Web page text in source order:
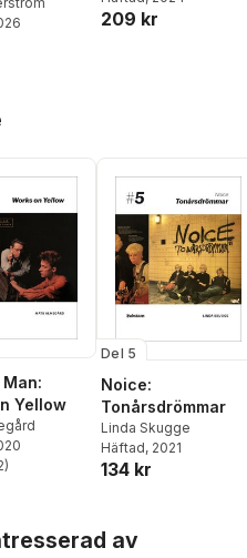
209 kr
Yellow
Totalt antal röster:
)
Del 5
Noice:
Tonårsdrömmar
Linda Skugge
Häftad, 2021
134 kr
av